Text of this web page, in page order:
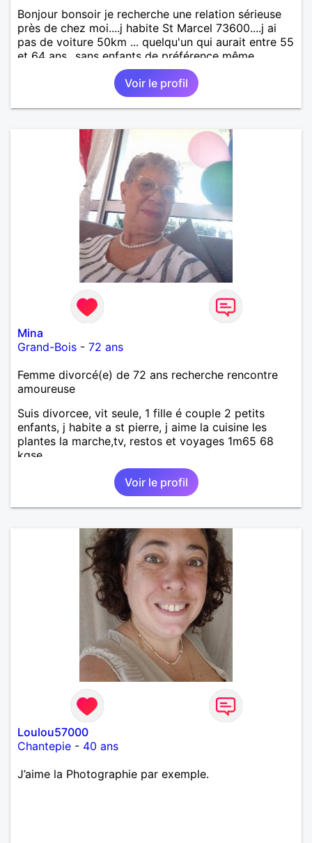
Bonjour bonsoir je recherche une relation sérieuse
près de chez moi....j habite St Marcel 73600....j ai
pas de voiture 50km ... quelqu'un qui aurait entre 55
et 64 ans...sans enfants de préférence même
adultes et qui n aurait garder aucun contact avec
une où plusieurs ex...si vous correspondez à ma
recherche ecrivez moi je vous répondrai...
Voir le profil
Mina
Grand-Bois - 72 ans
Femme divorcé(e) de 72 ans recherche rencontre
amoureuse
Suis divorcee, vit seule, 1 fille é couple 2 petits
enfants, j habite a st pierre, j aime la cuisine les
plantes la marche,tv, restos et voyages 1m65 68
kgse
Voir le profil
Loulou57000
Chantepie - 40 ans
J’aime la Photographie par exemple.